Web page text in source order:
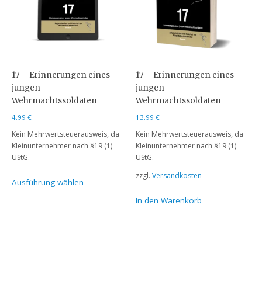
17 – Erinnerungen eines
jungen
Wehrmachtssoldaten
4,99€
Kein Mehrwertsteuerausweis, da
Kleinunternehmer nach §19 (1)
UStG.
Ausführung wählen
17 – Erinnerungen eines
jungen
Wehrmachtssoldaten
13,99€
Kein Mehrwertsteuerausweis, da
Kleinunternehmer nach §19 (1)
UStG.
zzgl.Versandkosten
In den Warenkorb